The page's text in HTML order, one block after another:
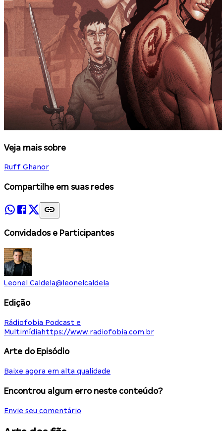
Veja mais sobre
Ruff Ghanor
Compartilhe em suas redes
Convidados e Participantes
Leonel Caldela@ leonelcaldela
Edição
Rádiofobia Podcast e
Multimídia https://www.radiofobia.com.br
Arte do Episódio
Baixe agora em alta qualidade
Encontrou algum erro neste conteúdo?
Envie seu comentário